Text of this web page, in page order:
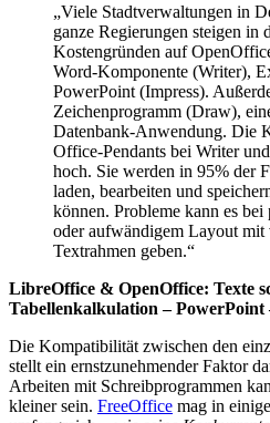
„Viele Stadtverwaltungen in
ganze Regierungen steigen in
Kostengründen auf
Word-Komponente (Writer),
PowerPoint (Impress).
Zeichenprogramm (Draw),
Datenbank-Anwendung. Die
Office-Pendants bei Writer
hoch. Sie werden in 95% der
laden, bearbeiten und
können. Probleme kann es
oder aufwändigem Layout
Textrahmen geben.“
LibreOffice & OpenOffice: Texte
Tabellenkalkulation –
Die Kompatibilität zwischen den
stellt ein ernstzunehmender Faktor
Arbeiten mit Schreibprogrammen
kleiner sein. FreeOffice mag in